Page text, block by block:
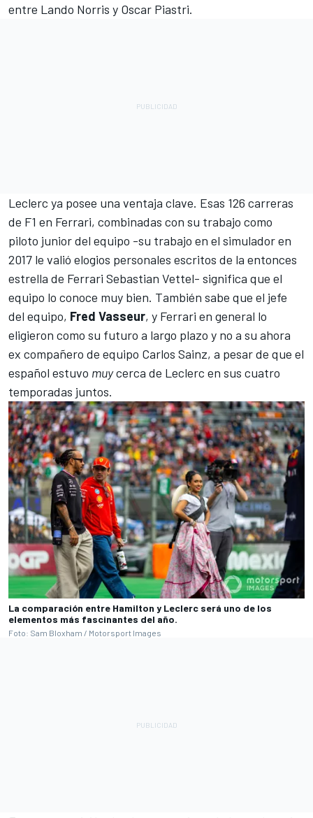
entre Lando Norris y Oscar Piastri.
Leclerc ya posee una ventaja clave. Esas 126 carreras
de F1 en Ferrari, combinadas con su trabajo como
piloto junior del equipo -su trabajo en el simulador en
2017 le valió elogios personales escritos de la entonces
estrella de Ferrari Sebastian Vettel- significa que el
equipo lo conoce muy bien. También sabe que el jefe
del equipo, Fred Vasseur, y Ferrari en general lo
eligieron como su futuro a largo plazo y no a su ahora
ex compañero de equipo Carlos Sainz, a pesar de que el
español estuvo muycerca de Leclerc en sus cuatro
temporadas juntos.
La comparación entre Hamilton y Leclerc será uno de los
elementos más fascinantes del año.
Foto: Sam Bloxham / Motorsport Images